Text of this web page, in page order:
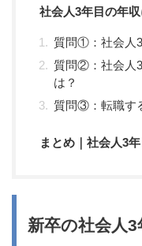
社会人3年目の年
質問①：社会人
質問②：社会人
は？
質問③：転職す
まとめ｜社会人3
新卒の社会人3